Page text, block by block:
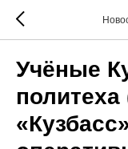
Учёные